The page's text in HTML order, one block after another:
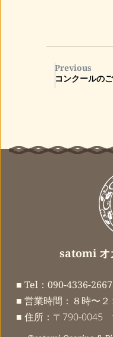
Previous
コンクールの
satomi オ
■ Tel： 090-4336-
■ 営業時間：８時〜
■ 住所：〒790-0045